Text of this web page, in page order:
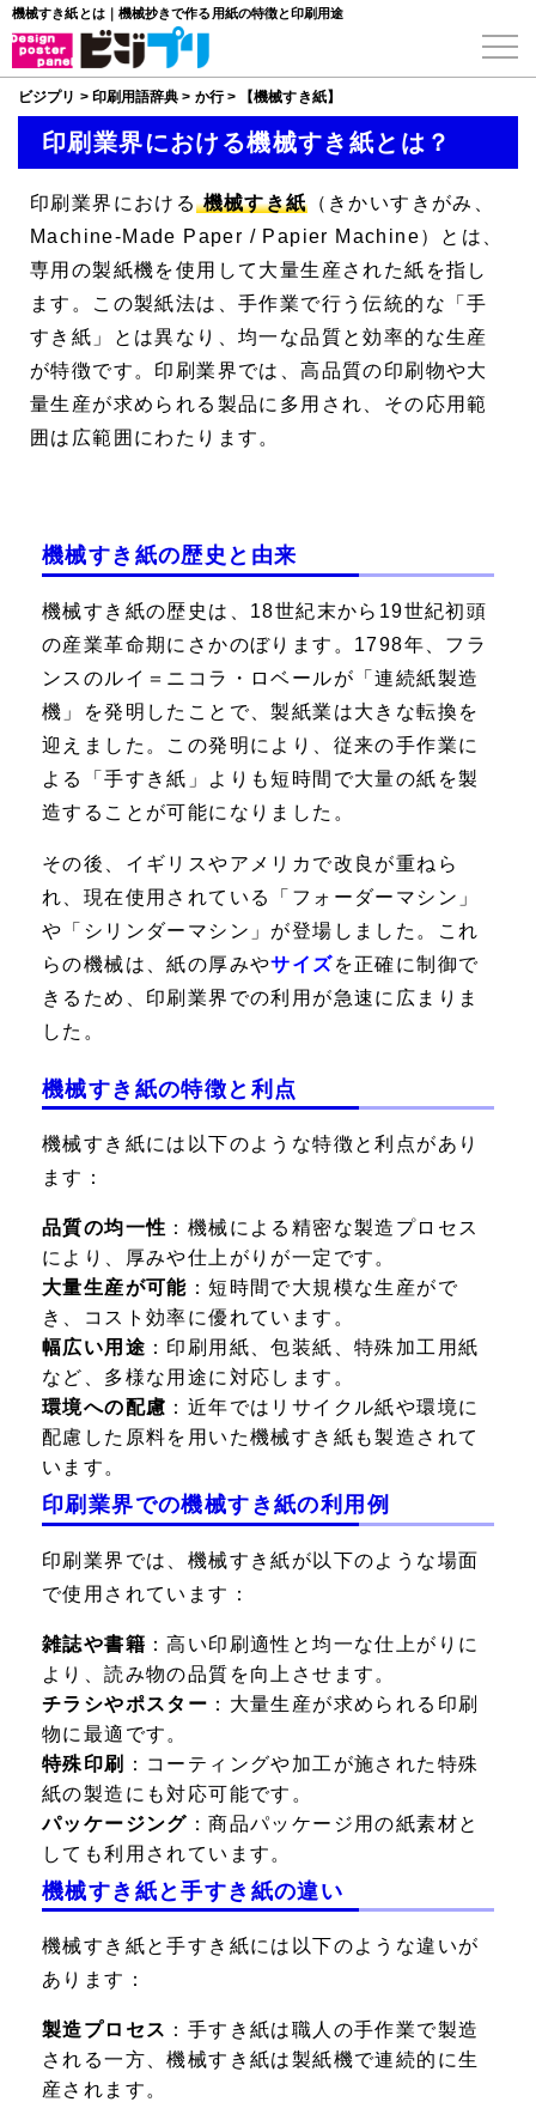
機械すき紙とは｜機械抄きで作る用紙の特徴と印刷用途
ビジプリ > 印刷用語辞典 > か行> 【機械すき紙】
印刷業界における機械すき紙とは？
印刷業界における機械すき紙（きかいすきがみ、
Machine-Made Paper / Papier Machine）とは、
専用の製紙機を使用して大量生産された紙を指し
ます。この製紙法は、手作業で行う伝統的な「手
すき紙」とは異なり、均一な品質と効率的な生産
が特徴です。印刷業界では、高品質の印刷物や大
量生産が求められる製品に多用され、その応用範
囲は広範囲にわたります。
機械すき紙の歴史と由来
機械すき紙の歴史は、18世紀末から19世紀初頭
の産業革命期にさかのぼります。1798年、フラ
ンスのルイ＝ニコラ・ロベールが「連続紙製造
機」を発明したことで、製紙業は大きな転換を
迎えました。この発明により、従来の手作業に
よる「手すき紙」よりも短時間で大量の紙を製
造することが可能になりました。
その後、イギリスやアメリカで改良が重ねら
れ、現在使用されている「フォーダーマシン」
や「シリンダーマシン」が登場しました。これ
らの機械は、紙の厚みやサイズを正確に制御で
きるため、印刷業界での利用が急速に広まりま
した。
機械すき紙の特徴と利点
機械すき紙には以下のような特徴と利点があり
ます：
品質の均一性 ：機械による精密な製造プロセス
により、厚みや仕上がりが一定です。
大量生産が可能 ：短時間で大規模な生産がで
き、コスト効率に優れています。
幅広い用途 ：印刷用紙、包装紙、特殊加工用紙
など、多様な用途に対応します。
環境への配慮 ：近年ではリサイクル紙や環境に
配慮した原料を用いた機械すき紙も製造されて
います。
印刷業界での機械すき紙の利用例
印刷業界では、機械すき紙が以下のような場面
で使用されています：
雑誌や書籍 ：高い印刷適性と均一な仕上がりに
より、読み物の品質を向上させます。
チラシやポスター ：大量生産が求められる印刷
物に最適です。
特殊印刷
：コーティングや加工が施された特殊
紙の製造にも対応可能です。
パッケージング ：商品パッケージ用の紙素材と
しても利用されています。
機械すき紙と手すき紙の違い
機械すき紙と手すき紙には以下のような違いが
あります：
製造プロセス ：手すき紙は職人の手作業で製造
される一方、機械すき紙は製紙機で連続的に生
産されます。